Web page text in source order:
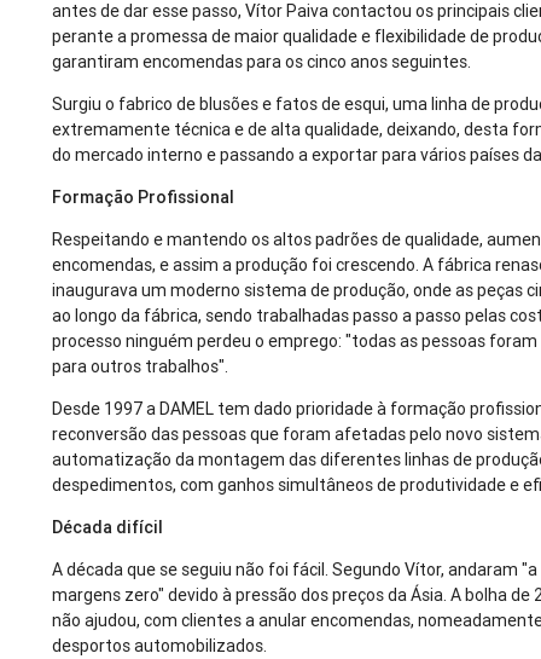
antes de dar esse passo, Vítor Paiva contactou os principais
perante a promessa de maior qualidade e flexibilidade de
garantiram encomendas para os cinco anos seguintes.
Surgiu o fabrico de blusões e fatos de esqui, uma linha de
extremamente técnica e de alta qualidade, deixando, desta
do mercado interno e passando a exportar para vários países
Formação Profissional
Respeitando e mantendo os altos padrões de qualidade,
encomendas, e assim a produção foi crescendo. A fábrica
inaugurava um moderno sistema de produção, onde as peças
ao longo da fábrica, sendo trabalhadas passo a passo pelas
processo ninguém perdeu o emprego: "todas as pessoas
para outros trabalhos".
Desde 1997 a DAMEL tem dado prioridade à formação
reconversão das pessoas que foram afetadas pelo novo
automatização da montagem das diferentes linhas de
despedimentos, com ganhos simultâneos de produtividade e
Década difícil
A década que se seguiu não foi fácil. Segundo Vítor, andaram
margens zero" devido à pressão dos preços da Ásia. A bolha
não ajudou, com clientes a anular encomendas,
desportos automobilizados.